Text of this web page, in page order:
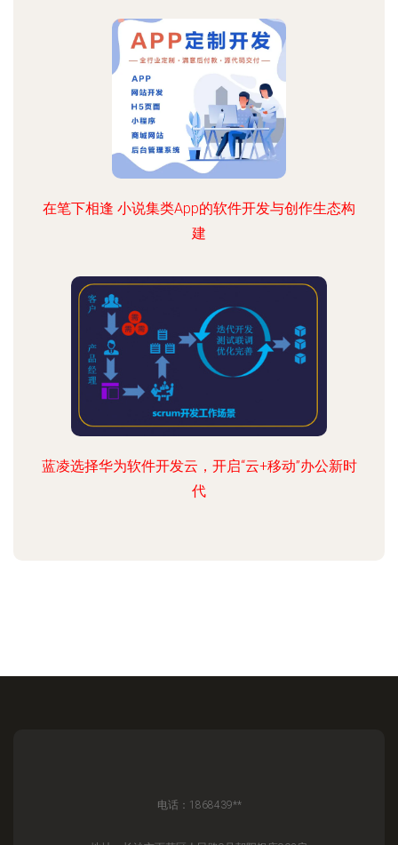
在笔下相逢 小说集类App的软件开发与创作生态构
建
蓝凌选择华为软件开发云，开启“云+移动”办公新时
代
电话：1868439**